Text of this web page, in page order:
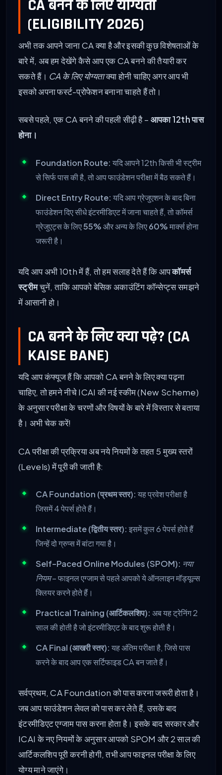
CA बनने के लिए योग्यता
(ELIGIBILITY 2026)
अभी तक आपने जाना CA क्या है और इसकी कुछ विशेषताओं के
बारे में, अब हम देखेंगे कैसे आप एक CA बनने की तैयारी कर
सकते हैं। CA के लिए योग्यताक्या होनी चाहिए अगर आप भी
इसको अपना फर्स्ट-प्रोफेशन बनाना चाहते हैं तो।
सबसे पहले, एक CA बनने की पहली सीढ़ी है – आपका 12th पास
होना।
Foundation Route: यदि आपने 12th किसी भी स्ट्रीम
से सिर्फ पास की है, तो आप फाउंडेशन परीक्षा में बैठ सकते हैं।
Direct Entry Route: यदि आप ग्रेजुएशन के बाद बिना
फाउंडेशन दिए सीधे इंटरमीडिएट में जाना चाहते हैं, तो कॉमर्स
ग्रेजुएट्स के लिए55%और अन्य के लिए60%मार्क्स होना
जरूरी है।
यदि आप अभी 10th में हैं, तो हम सलाह देते हैं कि आपकॉमर्स
स्ट्रीमचुनें, ताकि आपको बेसिक अकाउंटिंग कॉन्सेप्ट्स समझने
में आसानी हो।
CA बनने के लिए क्या पढ़े? (CA
KAISE BANE)
यदि आप कंफ्यूज हैं कि आपको CA बनने के लिए क्या पढ़ना
चाहिए, तो हमने नीचे ICAI की नई स्कीम (New Scheme)
के अनुसार परीक्षा के चरणों और विषयों के बारे में विस्तार से बताया
है। अभी चेक करें!
CA परीक्षा की प्रक्रिया अब नये नियमों के तहत 5 मुख्य स्तरों
(Levels) में पूरी की जाती है:
CA Foundation (प्रथम स्तर): यह प्रवेश परीक्षा है
जिसमें 4 पेपर्स होते हैं।
Intermediate (द्वितीय स्तर): इसमें कुल 6 पेपर्स होते हैं
जिन्हें दो ग्रुप्स में बांटा गया है।
Self-Paced Online Modules (SPOM): नया
नियम– फाइनल एग्जाम से पहले आपको ये ऑनलाइन मॉड्यूल्स
क्लियर करने होते हैं।
Practical Training (आर्टिकलशिप): अब यह ट्रेनिंग 2
साल की होती है जो इंटरमीडिएट के बाद शुरू होती है।
CA Final (आखरी स्तर): यह अंतिम परीक्षा है, जिसे पास
करने के बाद आप एक सर्टिफाइड CA बन जाते हैं।
सर्वप्रथम, CA Foundation को पास करना जरूरी होता है।
जब आप फाउंडेशन लेवल को पास कर लेते हैं, उसके बाद
इंटरमीडिएट एग्जाम पास करना होता है। इसके बाद सरकार और
ICAI के नए नियमों के अनुसार आपको SPOM और 2 साल की
आर्टिकलशिप पूरी करनी होगी, तभी आप फाइनल परीक्षा के लिए
योग्य माने जाएंगे।